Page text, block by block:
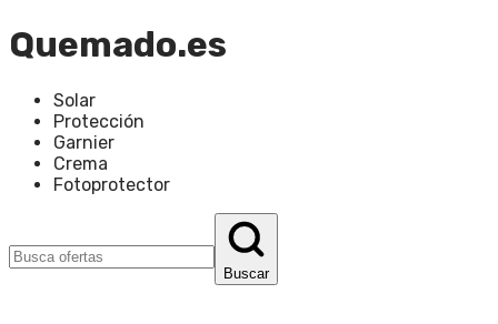
Quemado.es
Solar
Protección
Garnier
Crema
Fotoprotector
Buscar